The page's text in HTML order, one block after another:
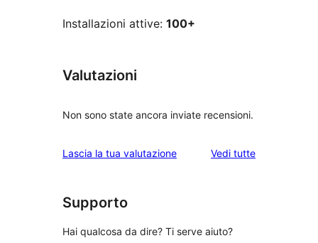
Installazioni attive: 100+
Valutazioni
Non sono state ancora inviate recensioni.
Lascia la tua valutazione Vedi tuttele
Supporto
Hai qualcosa da dire? Ti serve aiuto?